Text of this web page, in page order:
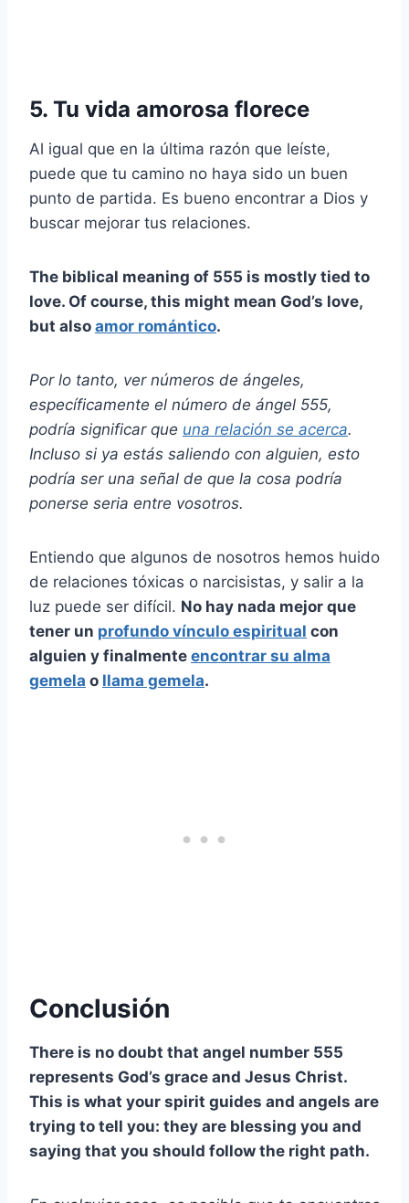
5. Tu vida amorosa florece
Al igual que en la última razón que leíste,
puede que tu camino no haya sido un buen
punto de partida. Es bueno encontrar a Dios y
buscar mejorar tus relaciones.
The biblical meaning of 555 is mostly tied to
love. Of course, this might mean God’s love,
but also amor romántico.
Por lo tanto, ver números de ángeles,
específicamente el número de ángel 555,
podría significar que una relación se acerca.
Incluso si ya estás saliendo con alguien, esto
podría ser una señal de que la cosa podría
ponerse seria entre vosotros.
Entiendo que algunos de nosotros hemos huido
de relaciones tóxicas o narcisistas, y salir a la
luz puede ser difícil. No hay nada mejor que
tener un profundo vínculo espiritual con
alguien y finalmente encontrar su alma
gemela o llama gemela.
Conclusión
There is no doubt that angel number 555
represents God’s grace and Jesus Christ.
This is what your spirit guides and angels are
trying to tell you: they are blessing you and
saying that you should follow the right path.